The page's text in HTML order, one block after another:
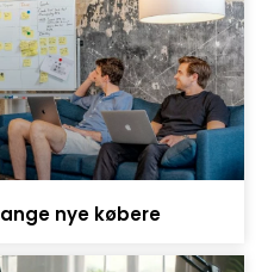
nye købere